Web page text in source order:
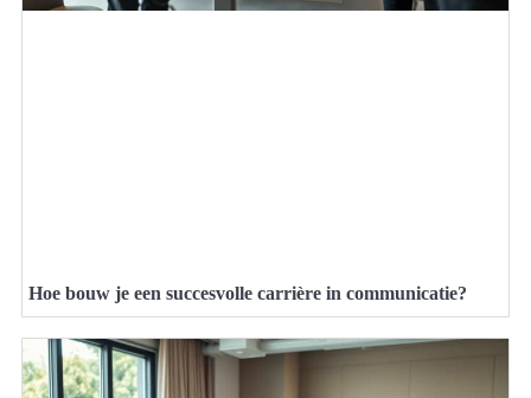
Hoe bouw je een succesvolle carrière in communicatie?